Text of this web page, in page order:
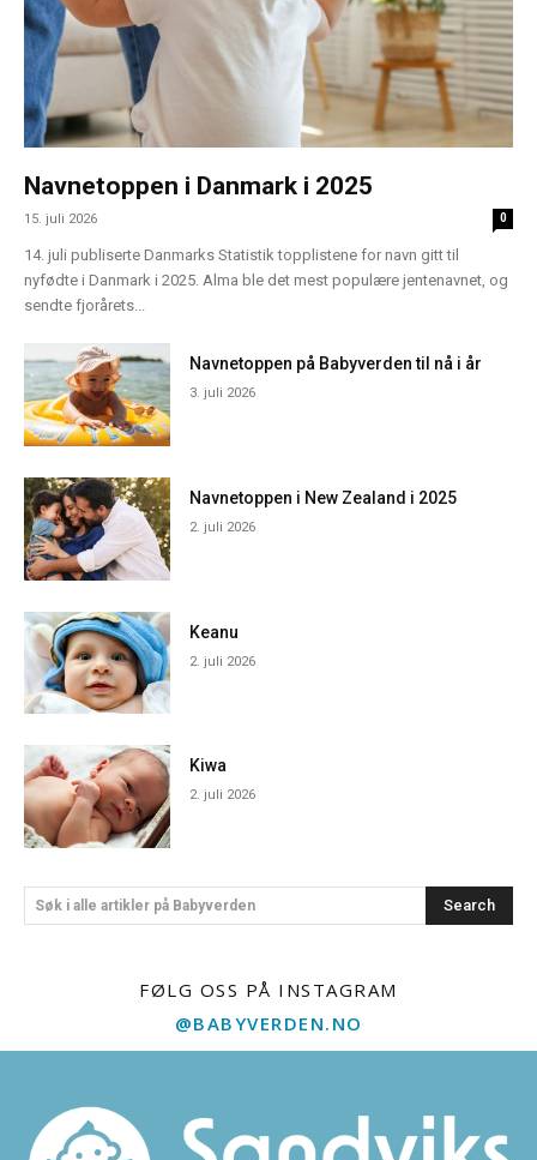
Navnetoppen i Danmark i 2025
15. juli 2026 0
14. juli publiserte Danmarks Statistik topplistene for navn gitt til
nyfødte i Danmark i 2025. Alma ble det mest populære jentenavnet, og
sendte fjorårets...
Navnetoppen på Babyverden til nå i år
3. juli 2026
Navnetoppen i New Zealand i 2025
2. juli 2026
Keanu
2. juli 2026
Kiwa
2. juli 2026
Søk i alle artikler på Babyverden Search
FØLG OSS PÅ INSTAGRAM
@BABYVERDEN.NO